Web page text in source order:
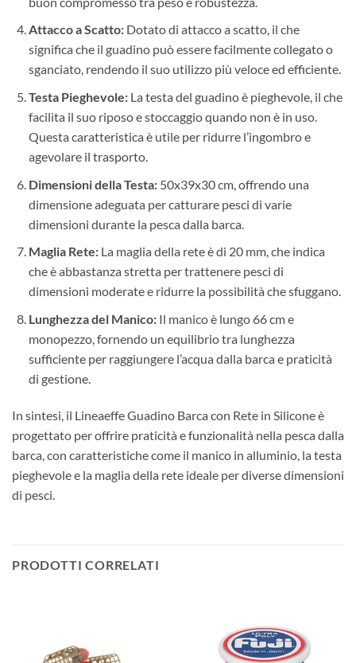
Attacco a Scatto:Dotato di attacco a scatto, il che
significa che il guadino può essere facilmente collegato o
sganciato, rendendo il suo utilizzo più veloce ed efficiente.
Testa Pieghevole:La testa del guadino è pieghevole, il che
facilita il suo riposo e stoccaggio quando non è in uso.
Questa caratteristica è utile per ridurre l’ingombro e
agevolare il trasporto.
Dimensioni della Testa:50x39x30 cm, offrendo una
dimensione adeguata per catturare pesci di varie
dimensioni durante la pesca dalla barca.
Maglia Rete:La maglia della rete è di 20 mm, che indica
che è abbastanza stretta per trattenere pesci di
dimensioni moderate e ridurre la possibilità che sfuggano.
Lunghezza del Manico:Il manico è lungo 66 cm e
monopezzo, fornendo un equilibrio tra lunghezza
sufficiente per raggiungere l’acqua dalla barca e praticità
di gestione.
In sintesi, il Lineaeffe Guadino Barca con Rete in Silicone è
progettato per offrire praticità e funzionalità nella pesca dalla
barca, con caratteristiche come il manico in alluminio, la testa
pieghevole e la maglia della rete ideale per diverse dimensioni
di pesci.
PRODOTTI CORRELATI